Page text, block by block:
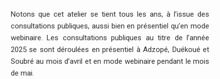
Notons que cet atelier se tient tous les ans, à l’issue des
consultations publiques, aussi bien en présentiel qu’en mode
webinaire. Les consultations publiques au titre de l’année
2025 se sont déroulées en présentiel à Adzopé, Duékoué et
Soubré au mois d’avril et en mode webinaire pendant le mois
de mai.